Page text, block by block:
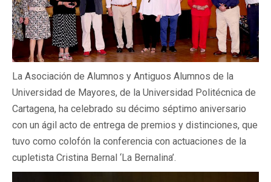
La Asociación de Alumnos y Antiguos Alumnos de la
Universidad de Mayores, de la Universidad Politécnica de
Cartagena, ha celebrado su décimo séptimo aniversario
con un ágil acto de entrega de premios y distinciones, que
tuvo como colofón la conferencia con actuaciones de la
cupletista Cristina Bernal ‘La Bernalina’.